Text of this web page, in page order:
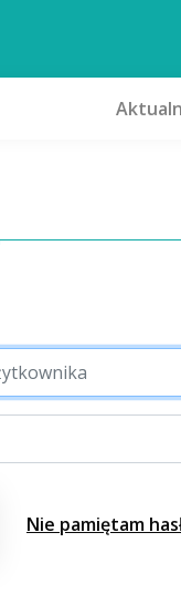
Nie pamiętam